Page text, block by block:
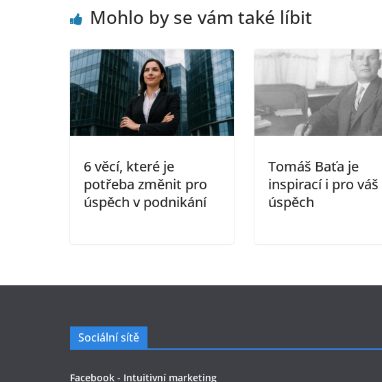
Mohlo by se vám také líbit
6 věcí, které je
potřeba změnit pro
úspěch v podnikání
Tomáš Baťa je
inspirací i pro váš
úspěch
Sociální sítě
Facebook - Intuitivní marketing